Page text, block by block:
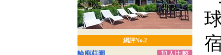
網評No.2